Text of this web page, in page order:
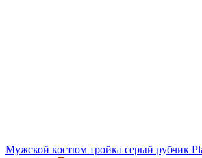
Мужской костюм тройка серый рубчик